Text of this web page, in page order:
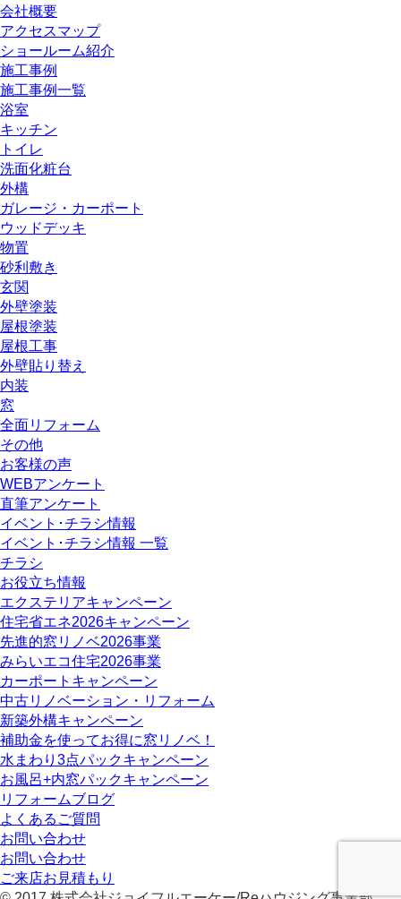
会社概要
アクセスマップ
ショールーム紹介
施工事例
施工事例一覧
浴室
キッチン
トイレ
洗面化粧台
外構
ガレージ・カーポート
ウッドデッキ
物置
砂利敷き
玄関
外壁塗装
屋根塗装
屋根工事
外壁貼り替え
内装
窓
全面リフォーム
その他
お客様の声
WEBアンケート
直筆アンケート
イベント･チラシ情報
イベント･チラシ情報 一覧
チラシ
お役立ち情報
エクステリアキャンペーン
住宅省エネ2026キャンペーン
先進的窓リノベ2026事業
みらいエコ住宅2026事業
カーポートキャンペーン
中古リノベーション・リフォーム
新築外構キャンペーン
補助金を使ってお得に窓リノベ！
水まわり3点パックキャンペーン
お風呂+内窓パックキャンペーン
リフォームブログ
よくあるご質問
お問い合わせ
お問い合わせ
ご来店お見積もり